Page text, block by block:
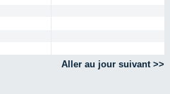
Aller au jour suivant >>